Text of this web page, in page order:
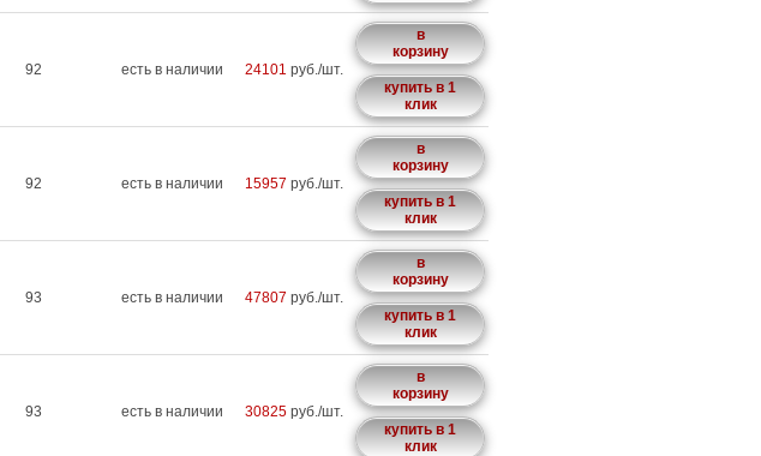
92 есть в наличии 24101 руб./шт.
в
корзину
купить в 1
клик
92 есть в наличии 15957 руб./шт.
в
корзину
купить в 1
клик
93 есть в наличии 47807 руб./шт.
в
корзину
купить в 1
клик
93 есть в наличии 30825 руб./шт.
в
корзину
купить в 1
клик